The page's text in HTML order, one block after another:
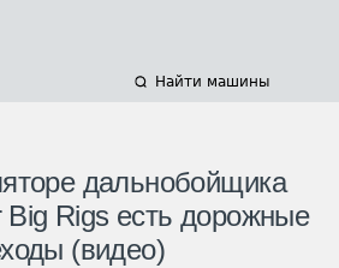
Найти машины
дальнобойщика
Big Rigs есть дорожные
(видео)